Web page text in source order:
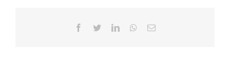
Facebook
TwitterLinkedInWhatsApp
E-